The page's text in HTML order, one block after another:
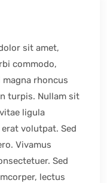
sit amet,
commodo,
rhoncus
turpis. Nullam sit
ligula
volutpat. Sed
Vivamus
Sed
lectus